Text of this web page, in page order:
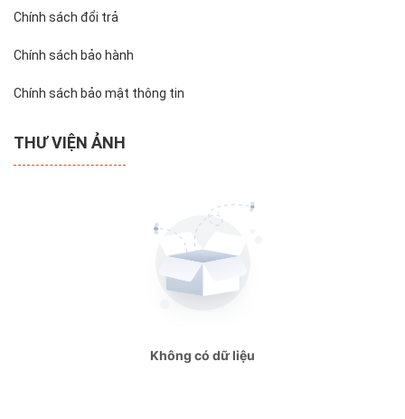
Chính sách đổi trả
Chính sách bảo hành
Chính sách bảo mật thông tin
THƯ VIỆN ẢNH
Không có dữ liệu